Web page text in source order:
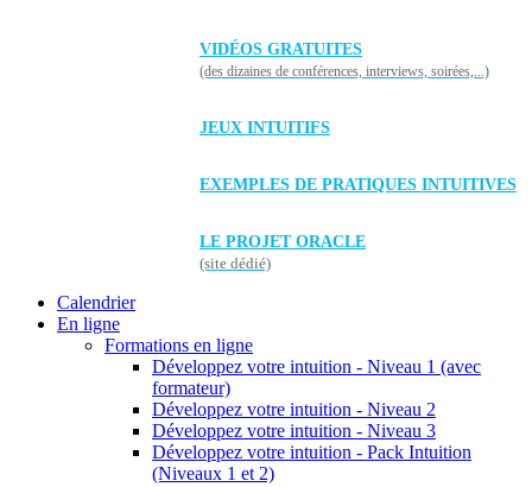
VIDÉOS GRATUITES
(des dizaines de conférences, interviews, soirées,...)
JEUX INTUITIFS
EXEMPLES DE PRATIQUES INTUITIVES
LE PROJET ORACLE
(site dédié)
Calendrier
En ligne
Formations en ligne
Développez votre intuition - Niveau 1 (avec
formateur)
Développez votre intuition - Niveau 2
Développez votre intuition - Niveau 3
Développez votre intuition - Pack Intuition
(Niveaux 1 et 2)